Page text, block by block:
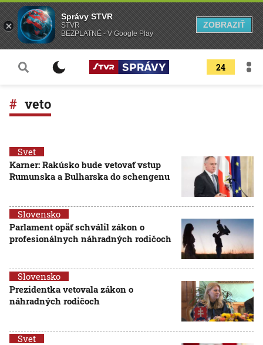
24
veto
Svet
Karner: Rakúsko bude vetovať vstup
Rumunska a Bulharska do schengenu
Slovensko
Parlament opäť schválil zákon o
profesionálnych náhradných rodičoch
Slovensko
Prezidentka vetovala zákon o
náhradných rodičoch
Svet
Správy STVR
STVR
BEZPLATNÉ - V Google Play
ZOBRAZIŤ